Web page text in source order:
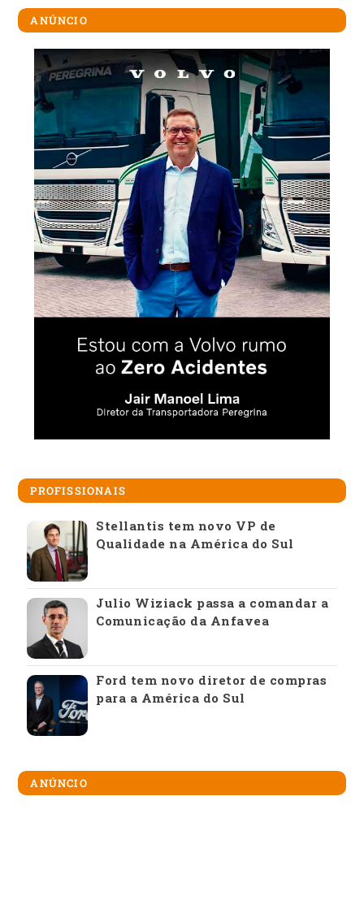
ANÚNCIO
PROFISSIONAIS
Stellantis tem novo VP de
Qualidade na América do Sul
Julio Wiziack passa a comandar a
Comunicação da Anfavea
Ford tem novo diretor de compras
para a América do Sul
ANÚNCIO